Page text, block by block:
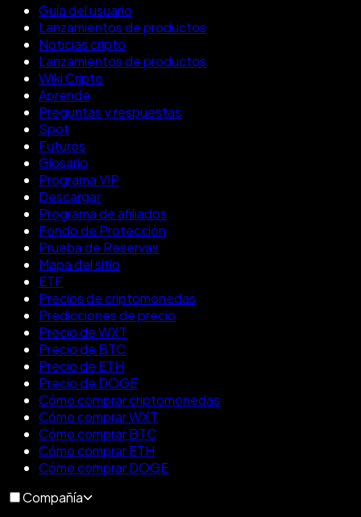
Guía del usuario
Lanzamientos de productos
Noticias cripto
Lanzamientos de productos
Wiki Cripto
Aprende
Preguntas y respuestas
Spot
Futuros
Glosario
Programa VIP
Descargar
Programa de afiliados
Fondo de Protección
Prueba de Reservas
Mapa del sitio
ETF
Precios de criptomonedas
Predicciones de precio
Precio de WXT
Precio de BTC
Precio de ETH
Precio de DOGE
Cómo comprar criptomonedas
Cómo comprar WXT
Cómo comprar BTC
Cómo comprar ETH
Cómo comprar DOGE
Compañía